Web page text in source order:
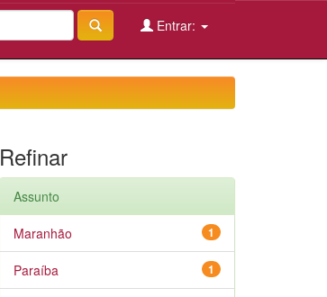
Entrar:
Refinar
Assunto
1
Maranhão
1
Paraíba